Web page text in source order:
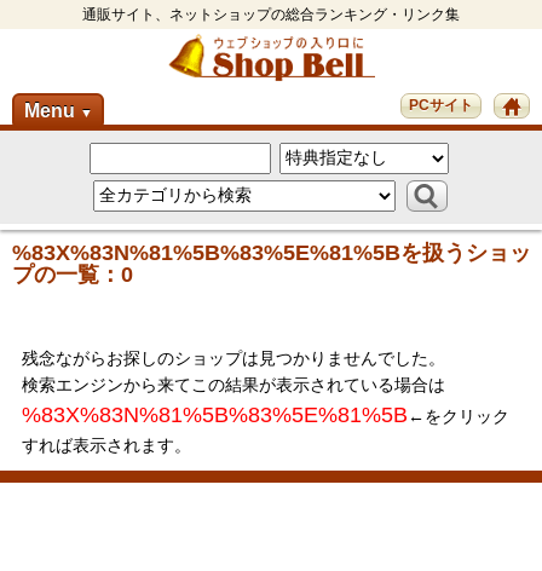
通販サイト、ネットショップの総合ランキング・リンク集
Menu ▼ PCサイト
%83X%83N%81%5B%83%5E%81%5Bを扱うショッ
プの一覧：0
残念ながらお探しのショップは見つかりませんでした。
検索エンジンから来てこの結果が表示されている場合は
%83X%83N%81%5B%83%5E%81%5B ←をクリック
すれば表示されます。